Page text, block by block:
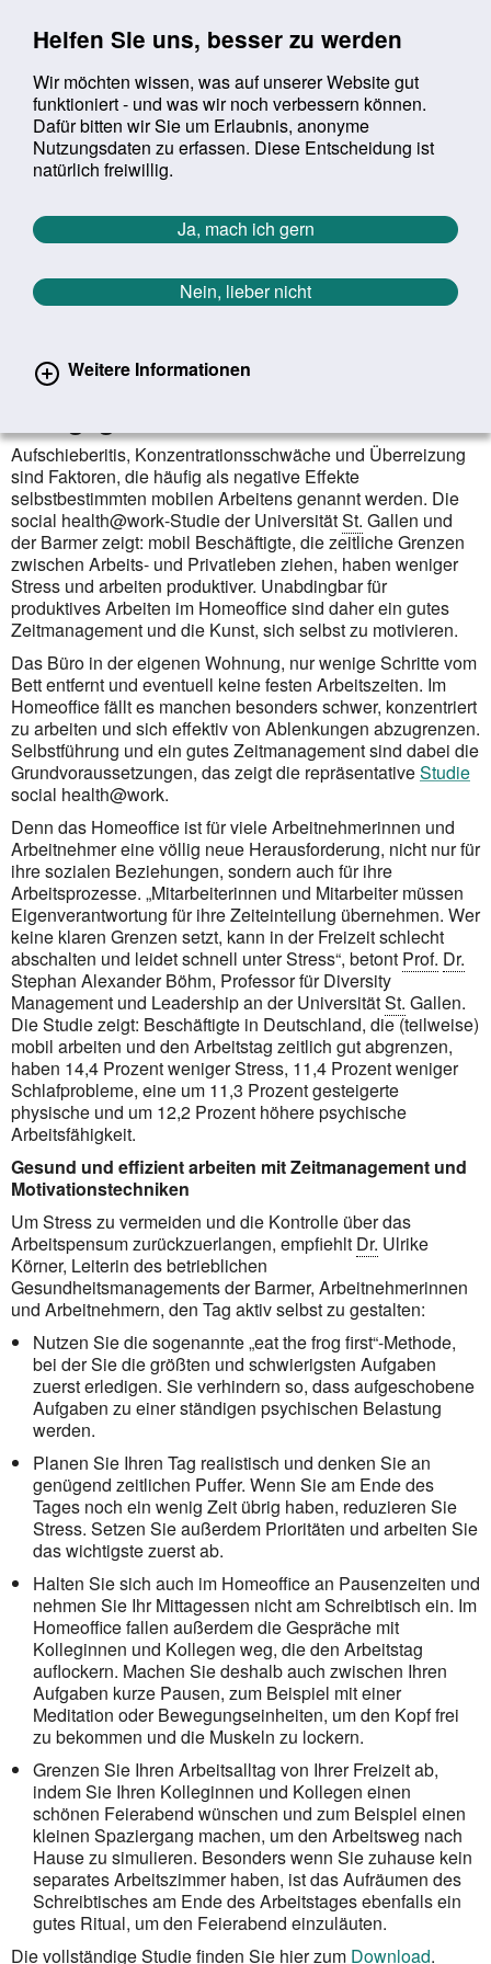
Helfen Sie uns, besser zu werden
Wir möchten wissen, was auf unserer Website gut
funktioniert - und was wir noch verbessern können.
Dafür bitten wir Sie um Erlaubnis, anonyme
Nutzungsdaten zu erfassen. Diese Entscheidung ist
natürlich freiwillig.
Ja, mach ich gern
Nein, lieber nicht
Weitere Informationen
Suchbegriff:
Sie befinden sich hier:
Startseite Aktuelles Aktuelle Meldungen
Aktuelle Meldungen
Zurück zur Übersicht erster
vorheriger
1377/1627
Herausforderung Homeoffice: Was
Aufschieberitis, Konzentrationsschwäche und Überreizung
sind Faktoren, die häufig als negative Effekte
selbstbestimmten mobilen Arbeitens genannt werden. Die
social health@work-Studie der UniversitätSt. Gallen und
der Barmer zeigt: mobil Beschäftigte, die zeitliche Grenzen
zwischen Arbeits- und Privatleben ziehen, haben weniger
Stress und arbeiten produktiver. Unabdingbar für
produktives Arbeiten im Home­officesind daher ein gutes
Zeitmanagement und die Kunst, sich selbst zu motivieren.
Das Büro in der eigenen Wohnung, nur wenige Schritte vom
Bett entfernt und eventuell keine festen Arbeitszeiten. Im
Homeofficefällt es manchen besonders schwer, konzentriert
zu arbeiten und sich effektiv von Ablenkungen abzugrenzen.
Selbstführung und ein gutes Zeitmanagementsind dabei die
Grund­voraus­setzungen, das zeigt die repräsentativeStudie
social health@work.
Denn das Homeoffice ist für viele Arbeitnehmerinnen und
Arbeitnehmer eine völlig neue Herausforderung, nicht nur für
ihre sozialen Beziehungen, sondern auch für ihre
Arbeitsprozesse. „Mitarbeiterinnen und Mitarbeiter müssen
Eigenverantwortung für ihre Zeiteinteilung übernehmen. Wer
keine klaren Grenzen setzt, kann in der Freizeit schlecht
abschalten und leidet schnell unter Stress“, betont Prof. Dr.
Stephan Alexander Böhm, Professor fürDiversity
Management und Leadershipan der UniversitätSt. Gallen.
Die Studie zeigt: Beschäftigte in Deutschland, die (teilweise)
mobil arbeiten und den Arbeitstag zeitlich gut abgrenzen,
haben 14,4 Prozent weniger Stress, 11,4 Prozent weniger
Schlafprobleme, eine um 11,3 Prozent gesteigerte
physische und um 12,2 Prozent höhere psychische
Arbeitsfähigkeit.
Gesund und effizient arbeiten mit Zeitmanagement und
Motivationstechniken
Um Stress zu vermeiden und die Kontrolle über das
Arbeitspensum zurückzuerlangen, empfiehlt Dr. Ulrike
Körner, Leiterin des betrieblichen
Gesundheitsmanagements der Barmer, Arbeitnehmerinnen
und Arbeit­nehmern, den Tag aktiv selbst zu gestalten:
Nutzen Sie die sogenannte „eat the frog first“-Methode,
bei der Sie die größten und schwierigsten Aufgaben
zuerst erledigen. Sie verhindern so, dass aufgeschobene
Aufgaben zu einer ständigen psychischen Belastung
werden.
Planen Sie Ihren Tag realistisch und denken Sie an
genügend zeitlichen Puffer. Wenn Sie am Ende des
Tages noch ein wenig Zeit übrig haben, reduzieren Sie
Stress. Setzen Sie außerdem Prioritäten und arbeiten Sie
das wichtigste zuerst ab.
Halten Sie sich auch im Homeofficean Pausenzeiten und
nehmen Sie Ihr Mittagessen nicht am Schreibtisch ein. Im
Homeofficefallen außerdem die Gespräche mit
Kolleginnen und Kollegen weg, die den Arbeitstag
auflockern. Machen Sie deshalb auch zwischen Ihren
Aufgaben kurze Pausen, zum Beispiel mit einer
Meditation oder Bewegungseinheiten, um den Kopf frei
zu bekommen und die Muskeln zu lockern.
Grenzen Sie Ihren Arbeitsalltag von Ihrer Freizeit ab,
indem Sie Ihren Kolleginnen und Kollegen einen
schönen Feierabend wünschen und zum Beispiel einen
kleinen Spaziergang machen, um den Arbeitsweg nach
Hause zu simulieren. Besonders wenn Sie zuhause kein
separates Arbeitszimmer haben, ist das Aufräumen des
Schreibtisches am Ende des Arbeitstages ebenfalls ein
gutes Ritual, um den Feierabend einzuläuten.
Die vollständige Studie finden Sie hier zum Download.